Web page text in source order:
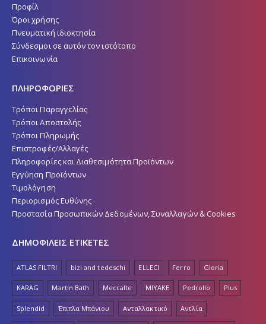
Προφίλ
Όροι χρήσης
Πνευματική ιδιοκτησία
Σύνδεσμοι σε αυτόν τον ιστότοπο
Επικοινωνία
ΠΛΗΡΟΦΟΡΙΕΣ
Τρόποι Παραγγελίας
Τρόποι Αποστολής
Τρόποι Πληρωμής
Επιστροφές/Αλλαγές
Πληροφορίες και Διαθεσιμότητα Προϊόντων
Εγγύηση Προϊόντων
Τιμολόγηση
Περιορισμός Ευθύνης
Προστασία Προσωπικών Δεδομένων, Συναλλαγών & Cookies
ΔΗΜΟΦΙΛΕΙΣ ΕΤΙΚΕΤΕΣ
ATLAS FILTRI bizi and tedeschi ELLECI Ferro Gloria
KARAG Martin Bath Meccalte MIYAKE Pedrollo Plus
Splendid Έπιπλα Μπάνιου Ανταλλακτικό Αντλία